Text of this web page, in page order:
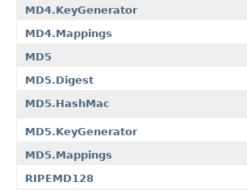
MD4.KeyGenerator
MD4.Mappings
MD5
MD5.Digest
MD5.HashMac
MD5.KeyGenerator
MD5.Mappings
RIPEMD128